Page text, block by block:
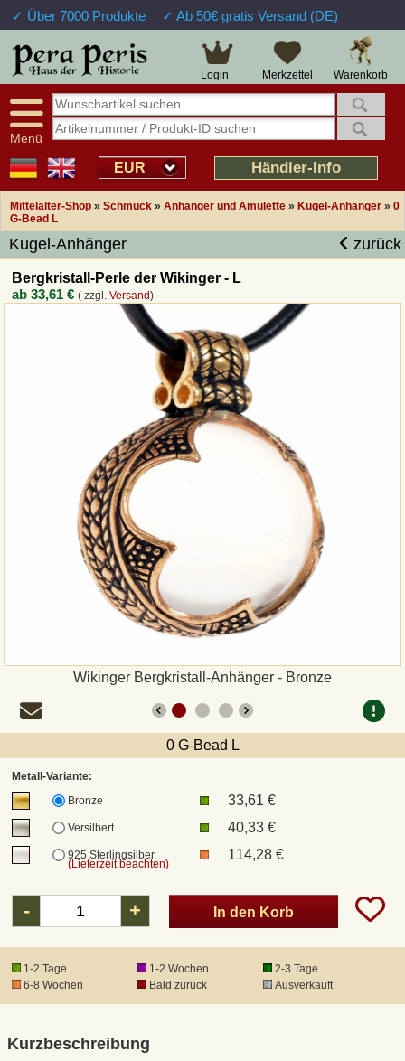
✓ Über 7000 Produkte ✓ Ab 50€ gratis Versand (DE)
Warenkorb
Merkzettel
Login
Menü
EUR Händler-Info
Mittelalter-Shop » Schmuck » Anhänger und Amulette » Kugel-Anhänger » 0
G-Bead L
Kugel-Anhänger zurück
Bergkristall-Perle der Wikinger - L
ab33,61 € ( zzgl.Versand)
Wikinger Bergkristall-Anhänger - Bronze
0 G-Bead L
Metall-Variante:
Bronze
33,61 €
Versilbert 40,33 €
925 Sterlingsilber
(Lieferzeit beachten)
114,28 €
- + In den Korb
1-2 Tage 1-2 Wochen
2-3 Tage
6-8 Wochen
Bald zurück Ausverkauft
Kurzbeschreibung
Große Auswahl
Verfügbarkeitsanzeige
Sendungsverfolgung
Intelligente Navigation
Freundlicher Service
14 Tage Widerrufsrecht
Über 25 Jahre Erfahrung
Schnelle Rücküberweisung
Kulant bei Retouren
Prof. Auftragsabwicklung
Übersicht Mittelalter-Produkte
Impressum
Widerrufsfunktion
UPS
DHL Paket
DPD
DHL Kleinpaket
DHL Express
Produkthaftung